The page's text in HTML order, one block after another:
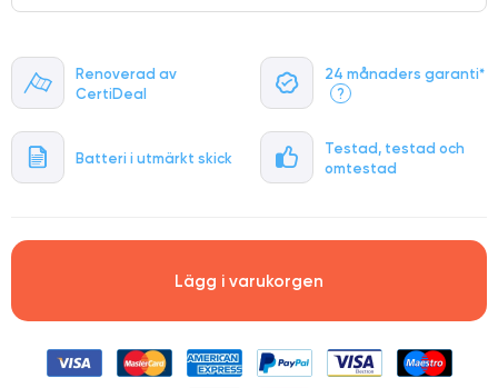
Renoverad av
CertiDeal
24 månaders garanti*
?
Batteri i utmärkt skick
Testad, testad och
omtestad
Lägg i varukorgen